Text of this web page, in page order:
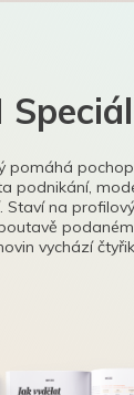
Speciál
pomáhá
podnikání,
Staví na
vychází